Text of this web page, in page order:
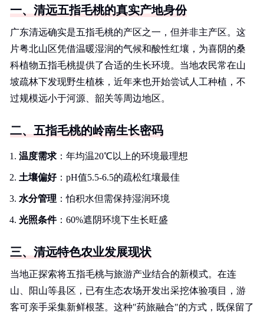
一、清远五指毛桃的真实产地身份
广东清远确实是五指毛桃的产区之一，但并非主产区。这
片粤北山区凭借温暖湿润的气候和酸性红壤，为喜阴的桑
科植物五指毛桃提供了合适的生长环境。当地农民常在山
坡疏林下发现野生植株，近年来也开始尝试人工种植，不
过规模远小于河源、韶关等周边地区。
二、五指毛桃的岭南生长密码
温度需求 ：年均温20℃以上的环境最理想
土壤偏好：pH值5.5-6.5的疏松红壤最佳
水分管理 ：怕积水但需保持湿润环境
光照条件：60%遮阴环境下生长旺盛
三、清远特色农业发展现状
当地正探索将五指毛桃与旅游产业结合的新模式。在连
山、阳山等县区，已有生态农场开发出采挖体验项目，游
客可亲手采集新鲜根茎。这种"药旅融合"的方式，既保留了